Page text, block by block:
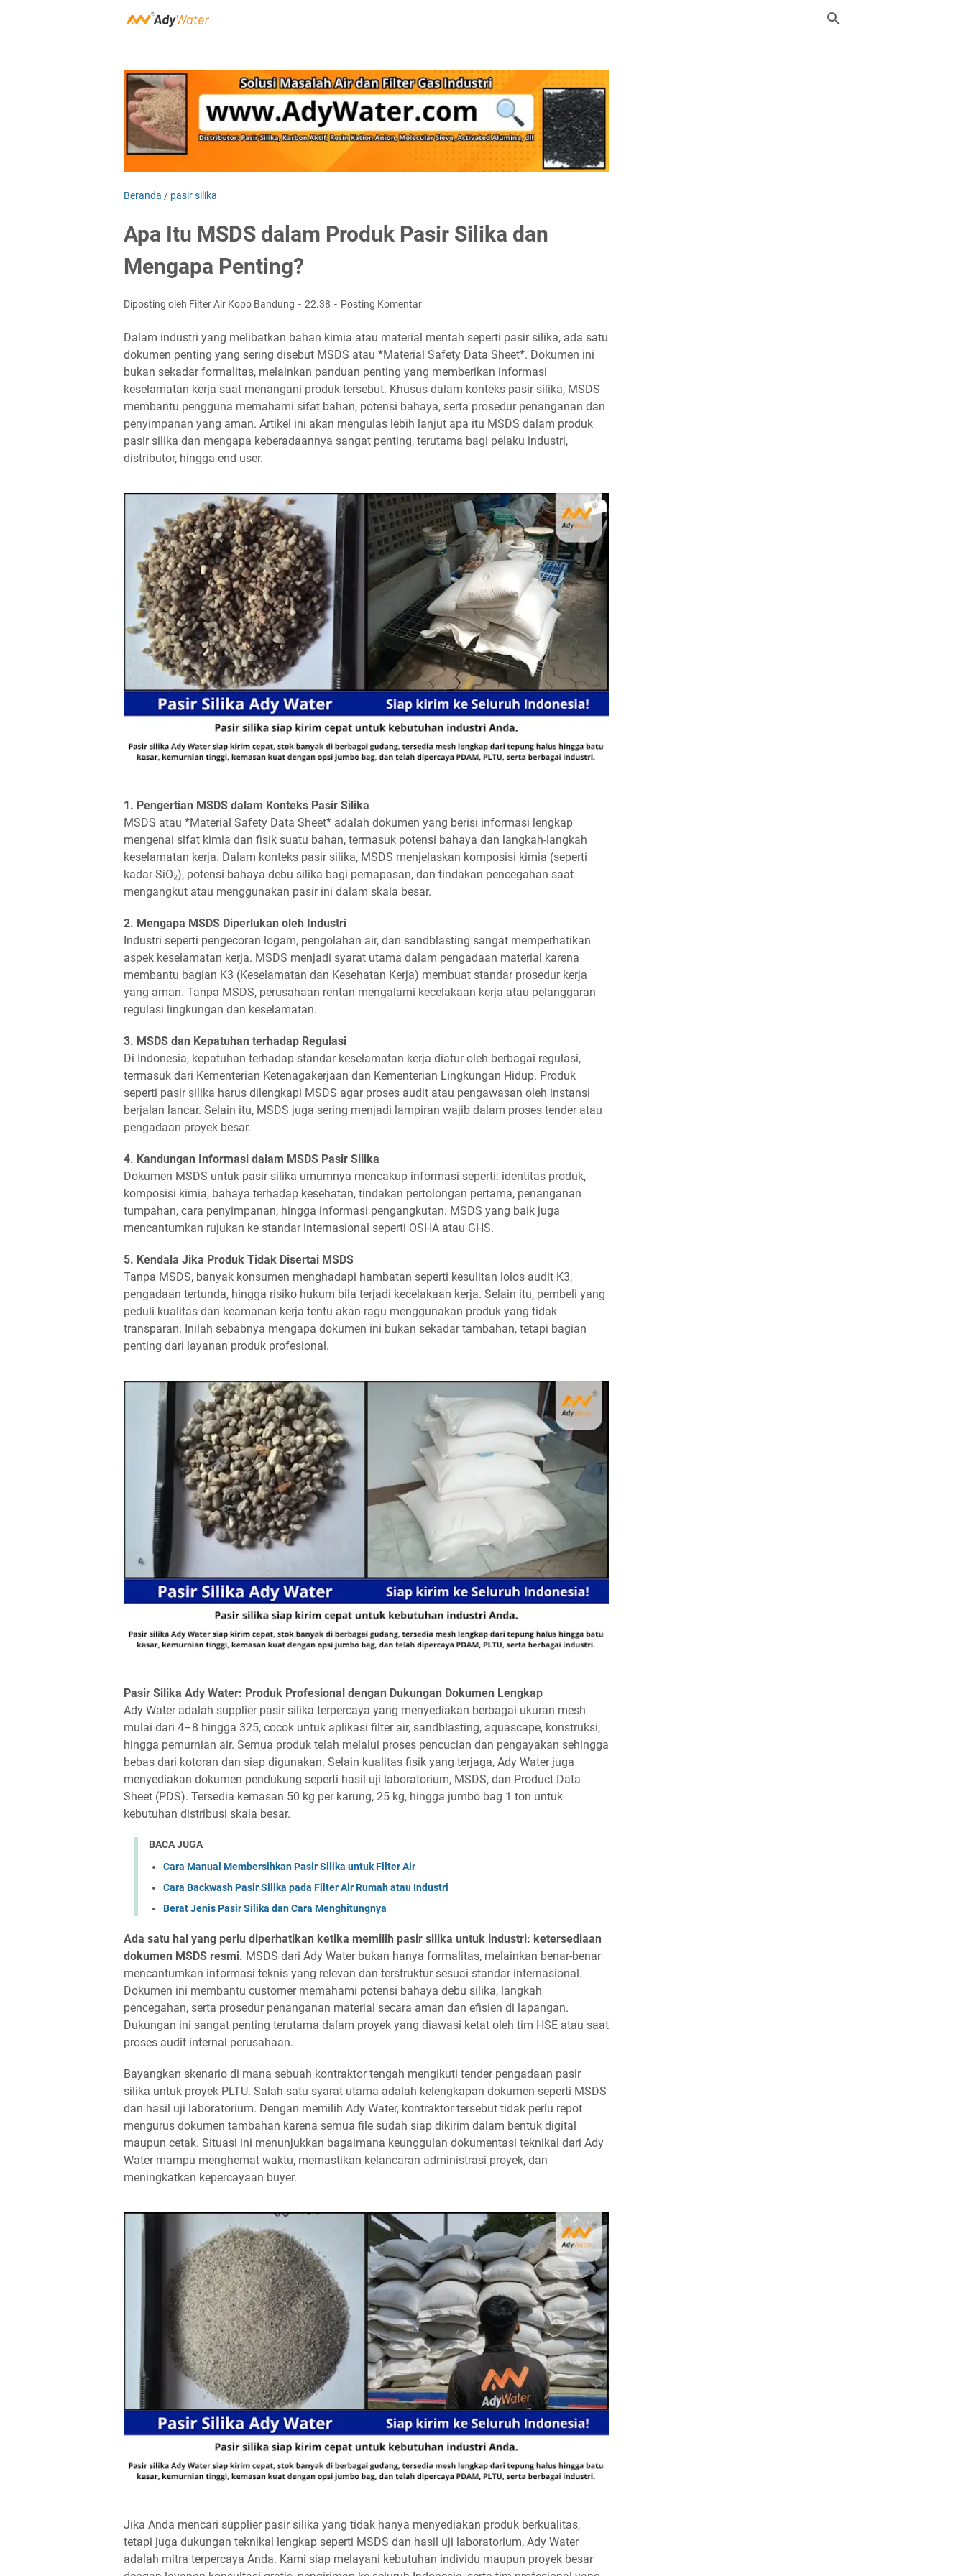
Beranda / pasir silika
Apa Itu MSDS dalam Produk Pasir Silika dan
Mengapa Penting?
Diposting oleh Filter Air Kopo Bandung 22.38 Posting Komentar
Dalam industri yang melibatkan bahan kimia atau material mentah seperti pasir silika, ada satu
dokumen penting yang sering disebut MSDS atau *Material Safety Data Sheet*. Dokumen ini
bukan sekadar formalitas, melainkan panduan penting yang memberikan informasi
keselamatan kerja saat menangani produk tersebut. Khusus dalam konteks pasir silika, MSDS
membantu pengguna memahami sifat bahan, potensi bahaya, serta prosedur penanganan dan
penyimpanan yang aman. Artikel ini akan mengulas lebih lanjut apa itu MSDS dalam produk
pasir silika dan mengapa keberadaannya sangat penting, terutama bagi pelaku industri,
distributor, hingga end user.
1. Pengertian MSDS dalam Konteks Pasir Silika
MSDS atau *Material Safety Data Sheet* adalah dokumen yang berisi informasi lengkap
mengenai sifat kimia dan fisik suatu bahan, termasuk potensi bahaya dan langkah-langkah
keselamatan kerja. Dalam konteks pasir silika, MSDS menjelaskan komposisi kimia (seperti
kadar SiO₂), potensi bahaya debu silika bagi pernapasan, dan tindakan pencegahan saat
mengangkut atau menggunakan pasir ini dalam skala besar.
2. Mengapa MSDS Diperlukan oleh Industri
Industri seperti pengecoran logam, pengolahan air, dan sandblasting sangat memperhatikan
aspek keselamatan kerja. MSDS menjadi syarat utama dalam pengadaan material karena
membantu bagian K3 (Keselamatan dan Kesehatan Kerja) membuat standar prosedur kerja
yang aman. Tanpa MSDS, perusahaan rentan mengalami kecelakaan kerja atau pelanggaran
regulasi lingkungan dan keselamatan.
3. MSDS dan Kepatuhan terhadap Regulasi
Di Indonesia, kepatuhan terhadap standar keselamatan kerja diatur oleh berbagai regulasi,
termasuk dari Kementerian Ketenagakerjaan dan Kementerian Lingkungan Hidup. Produk
seperti pasir silika harus dilengkapi MSDS agar proses audit atau pengawasan oleh instansi
berjalan lancar. Selain itu, MSDS juga sering menjadi lampiran wajib dalam proses tender atau
pengadaan proyek besar.
4. Kandungan Informasi dalam MSDS Pasir Silika
Dokumen MSDS untuk pasir silika umumnya mencakup informasi seperti: identitas produk,
komposisi kimia, bahaya terhadap kesehatan, tindakan pertolongan pertama, penanganan
tumpahan, cara penyimpanan, hingga informasi pengangkutan. MSDS yang baik juga
mencantumkan rujukan ke standar internasional seperti OSHA atau GHS.
5. Kendala Jika Produk Tidak Disertai MSDS
Tanpa MSDS, banyak konsumen menghadapi hambatan seperti kesulitan lolos audit K3,
pengadaan tertunda, hingga risiko hukum bila terjadi kecelakaan kerja. Selain itu, pembeli yang
peduli kualitas dan keamanan kerja tentu akan ragu menggunakan produk yang tidak
transparan. Inilah sebabnya mengapa dokumen ini bukan sekadar tambahan, tetapi bagian
penting dari layanan produk profesional.
Pasir Silika Ady Water: Produk Profesional dengan Dukungan Dokumen Lengkap
Ady Water adalah supplier pasir silika terpercaya yang menyediakan berbagai ukuran mesh
mulai dari 4–8 hingga 325, cocok untuk aplikasi filter air, sandblasting, aquascape, konstruksi,
hingga pemurnian air. Semua produk telah melalui proses pencucian dan pengayakan sehingga
bebas dari kotoran dan siap digunakan. Selain kualitas fisik yang terjaga, Ady Water juga
menyediakan dokumen pendukung seperti hasil uji laboratorium, MSDS, dan Product Data
Sheet (PDS). Tersedia kemasan 50 kg per karung, 25 kg, hingga jumbo bag 1 ton untuk
kebutuhan distribusi skala besar.
BACA JUGA
Cara Manual Membersihkan Pasir Silika untuk Filter Air
Cara Backwash Pasir Silika pada Filter Air Rumah atau Industri
Berat Jenis Pasir Silika dan Cara Menghitungnya
Ada satu hal yang perlu diperhatikan ketika memilih pasir silika untuk industri: ketersediaan
dokumen MSDS resmi. MSDS dari Ady Water bukan hanya formalitas, melainkan benar-benar
mencantumkan informasi teknis yang relevan dan terstruktur sesuai standar internasional.
Dokumen ini membantu customer memahami potensi bahaya debu silika, langkah
pencegahan, serta prosedur penanganan material secara aman dan efisien di lapangan.
Dukungan ini sangat penting terutama dalam proyek yang diawasi ketat oleh tim HSE atau saat
proses audit internal perusahaan.
Bayangkan skenario di mana sebuah kontraktor tengah mengikuti tender pengadaan pasir
silika untuk proyek PLTU. Salah satu syarat utama adalah kelengkapan dokumen seperti MSDS
dan hasil uji laboratorium. Dengan memilih Ady Water, kontraktor tersebut tidak perlu repot
mengurus dokumen tambahan karena semua file sudah siap dikirim dalam bentuk digital
maupun cetak. Situasi ini menunjukkan bagaimana keunggulan dokumentasi teknikal dari Ady
Water mampu menghemat waktu, memastikan kelancaran administrasi proyek, dan
meningkatkan kepercayaan buyer.
Jika Anda mencari supplier pasir silika yang tidak hanya menyediakan produk berkualitas,
tetapi juga dukungan teknikal lengkap seperti MSDS dan hasil uji laboratorium, Ady Water
adalah mitra terpercaya Anda. Kami siap melayani kebutuhan individu maupun proyek besar